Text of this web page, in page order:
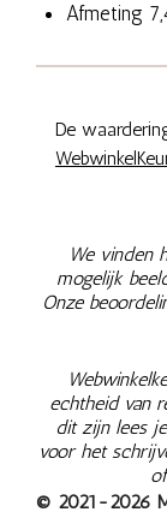
Afmeting
De
We vinden
mogelijk
Onze
echtheid van
dit zijn lees je
voor het
© 2021-2026